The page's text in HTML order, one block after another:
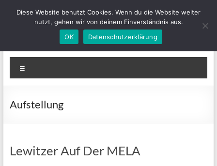
Zum
IGLewitzer-MV
Bunte Ponys für Groß und Klein
Aufstellung
Lewitzer Auf Der MELA
Diese Website benutzt Cookies. Wenn du die Website weiter
nutzt, gehen wir von deinem Einverständnis aus.
OK
Datenschutzerklärung